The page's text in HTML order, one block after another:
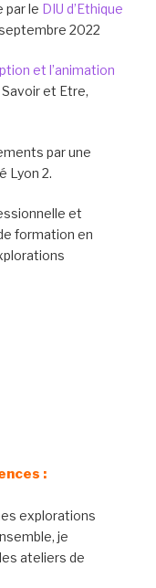
par le DIU d’Ethique
2022
et l’animation
Savoir et Etre,
par une
Lyon 2.
et
formation en
:
explorations
je
ateliers de